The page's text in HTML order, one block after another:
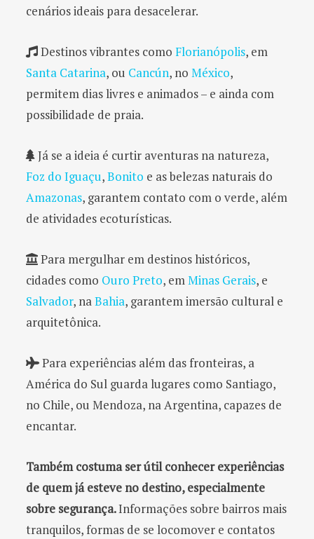
cenários ideais para desacelerar.
Destinos vibrantes como Florianópolis, em
Santa Catarina, ou Cancún, no México,
permitem dias livres e animados – e ainda com
possibilidade de praia.
Já se a ideia é curtir aventuras na natureza,
Foz do Iguaçu,Bonito e as belezas naturais do
Amazonas, garantem contato com o verde, além
de atividades ecoturísticas.
Para mergulhar em destinos históricos,
cidades como Ouro Preto, emMinas Gerais, e
Salvador, naBahia, garantem imersão cultural e
arquitetônica.
Para experiências além das fronteiras, a
América do Sul guarda lugares como Santiago,
no Chile, ou Mendoza, na Argentina, capazes de
encantar.
Também costuma ser útil conhecer experiências
de quem já esteve no destino, especialmente
sobre segurança.Informações sobre bairros mais
tranquilos, formas de se locomover e contatos